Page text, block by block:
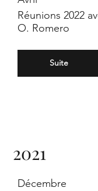
Réunions 2022
O. Romero
Suite
2021
Décembre